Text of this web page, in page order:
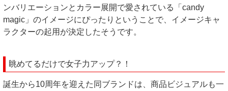
ンバリエーションとカラー展開で愛されている「candy
magic」のイメージにぴったりということで、イメージキャ
ラクターの起用が決定したそうです。
眺めてるだけで女子力アップ？！
誕生から10周年を迎えた同ブランドは、商品ビジュアルも一